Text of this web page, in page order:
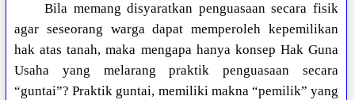
Bila memang disyaratkan penguasaan secara fisik
agar seseorang warga dapat memperoleh kepemilikan
hak atas tanah, maka mengapa hanya konsep Hak Guna
Usaha yang melarang praktik penguasaan secara
“guntai”? Praktik guntai, memiliki makna “pemilik” yang